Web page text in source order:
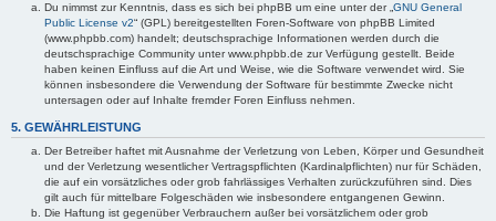
Du nimmst zur Kenntnis, dass es sich bei phpBB um eine unter der „ GNU General
Public License v2“ (GPL) bereitgestellten Foren-Software von phpBB Limited
(www.phpbb.com) handelt; deutschsprachige Informationen werden durch die
deutschsprachige Community unter www.phpbb.de zur Verfügung gestellt. Beide
haben keinen Einfluss auf die Art und Weise, wie die Software verwendet wird. Sie
können insbesondere die Verwendung der Software für bestimmte Zwecke nicht
untersagen oder auf Inhalte fremder Foren Einfluss nehmen.
5. GEWÄHRLEISTUNG
Der Betreiber haftet mit Ausnahme der Verletzung von Leben, Körper und Gesundheit
und der Verletzung wesentlicher Vertragspflichten (Kardinalpflichten) nur für Schäden,
die auf ein vorsätzliches oder grob fahrlässiges Verhalten zurückzuführen sind. Dies
gilt auch für mittelbare Folgeschäden wie insbesondere entgangenen Gewinn.
Die Haftung ist gegenüber Verbrauchern außer bei vorsätzlichem oder grob